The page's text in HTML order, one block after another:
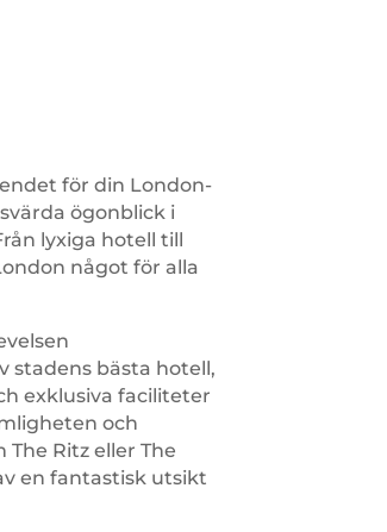
för din London-
ögonblick i
lyxiga hotell till
något för alla
stadens bästa hotell,
exklusiva faciliteter
och
Ritz eller The
en fantastisk utsikt